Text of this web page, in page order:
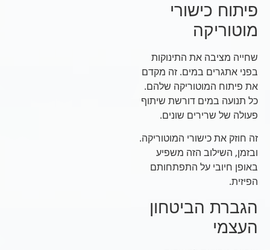
פיתוח כישורי
מוטוריקה
שחייה מציבה את התינוקות
בפני אתגרים במים. זה מקדם
את פיתוח המוטוריקה שלהם.
כל תנועה במים דורשת שיתוף
פעולה של שרירים שונים.
זה חוזק את כישורי המוטוריקה.
ובזמן, השילוב הזה משפיע
באופן חיובי על התפתחותם
הפיזית.
הגברת הביטחון
העצמי